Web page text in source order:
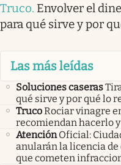
Truco. Envolver el
para qué sirve y por
Las más leídas
Soluciones caseras
qué sirve y por qué lo
TrucoRociar vinagre
recomiendan hacerlo
Atención Oficial:
anularán la licencia
que cometen